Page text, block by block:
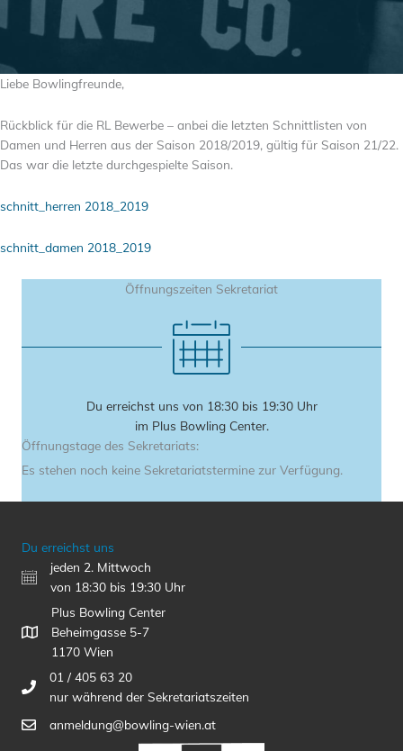
Liebe Bowlingfreunde,
Rückblick für die RL Bewerbe – anbei die letzten Schnittlisten von
Damen und Herren aus der Saison 2018/2019, gültig für Saison 21/22.
Das war die letzte durchgespielte Saison.
schnitt_herren 2018_2019
schnitt_damen 2018_2019
Öffnungszeiten Sekretariat
Du erreichst uns von 18:30 bis 19:30 Uhr
im Plus Bowling Center.
Öffnungstage des Sekretariats:
Es stehen noch keine Sekretariatstermine zur Verfügung.
Du erreichst uns
jeden 2. Mittwoch
von 18:30 bis 19:30 Uhr
Plus Bowling Center
Beheimgasse 5-7
1170 Wien
01 / 405 63 20
nur während der Sekretariatszeiten
anmeldung@bowling-wien.at